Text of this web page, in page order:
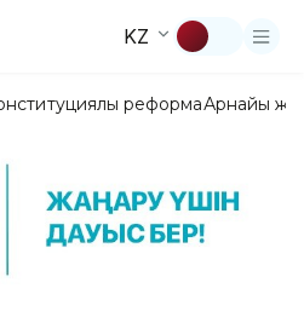
KZ
реформаАрнайы